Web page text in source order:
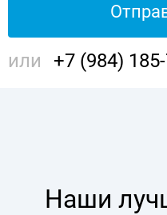
или +7 (984)
Наши